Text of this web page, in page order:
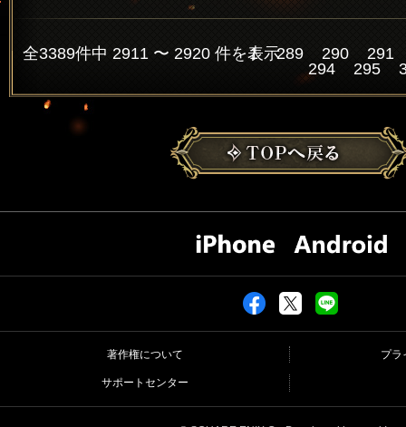
全3389件中 2911 〜 2920 件を表示
1 289 290
291
294
295
著作権について プラ
サポートセンター